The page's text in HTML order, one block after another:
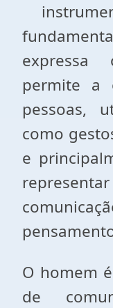
expressa
permite a
pessoas,
como
e
O homem
de